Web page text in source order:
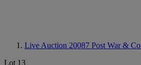
Live Auction 20087 Post War &
Lot 13